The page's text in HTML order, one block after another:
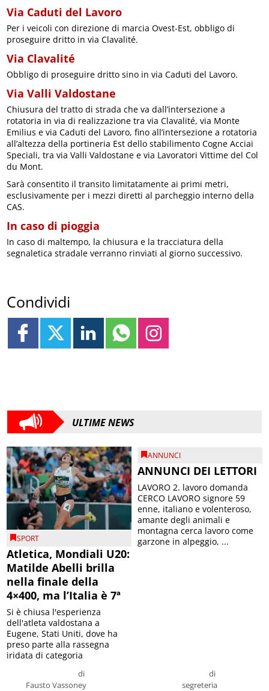
Via Caduti del Lavoro
Per i veicoli con direzione di marcia Ovest-Est, obbligo di
proseguire dritto in via Clavalité.
Via Clavalité
Obbligo di proseguire dritto sino in via Caduti del Lavoro.
Via Valli Valdostane
Chiusura del tratto di strada che va dall’intersezione a
rotatoria in via di realizzazione tra via Clavalité, via Monte
Emilius e via Caduti del Lavoro, fino all’intersezione a rotatoria
all’altezza della portineria Est dello stabilimento Cogne Acciai
Speciali, tra via Valli Valdostane e via Lavoratori Vittime del Col
du Mont.
Sarà consentito il transito limitatamente ai primi metri,
esclusivamente per i mezzi diretti al parcheggio interno della
CAS.
In caso di pioggia
In caso di maltempo, la chiusura e la tracciatura della
segnaletica stradale verranno rinviati al giorno successivo.
Condividi
ULTIME NEWS
SPORT
Atletica, Mondiali U20:
Matilde Abelli brilla
nella finale della
4×400, ma l’Italia è 7ª
di
Fausto Vassoney
Si è chiusa l'esperienza
dell'atleta valdostana a
Eugene, Stati Uniti, dove ha
preso parte alla rassegna
iridata di categoria
ANNUNCI
ANNUNCI DEI LETTORI
di
segreteria
LAVORO 2. lavoro domanda
CERCO LAVORO signore 59
enne, italiano e volenteroso,
amante degli animali e
montagna cerca lavoro come
garzone in alpeggio, ...